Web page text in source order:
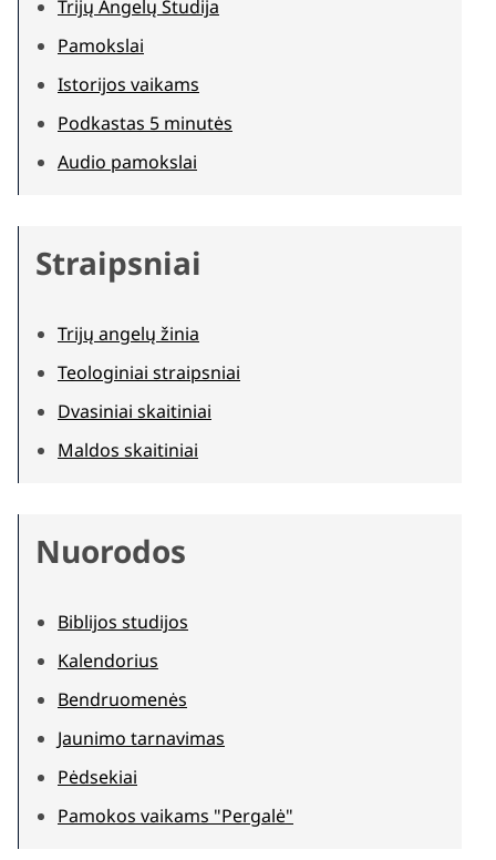
Trijų Angelų Studija
Pamokslai
Istorijos vaikams
Podkastas 5 minutės
Audio pamokslai
Straipsniai
Trijų angelų žinia
Teologiniai straipsniai
Dvasiniai skaitiniai
Maldos skaitiniai
Nuorodos
Biblijos studijos
Kalendorius
Bendruomenės
Jaunimo tarnavimas
Pėdsekiai
Pamokos vaikams "Pergalė"